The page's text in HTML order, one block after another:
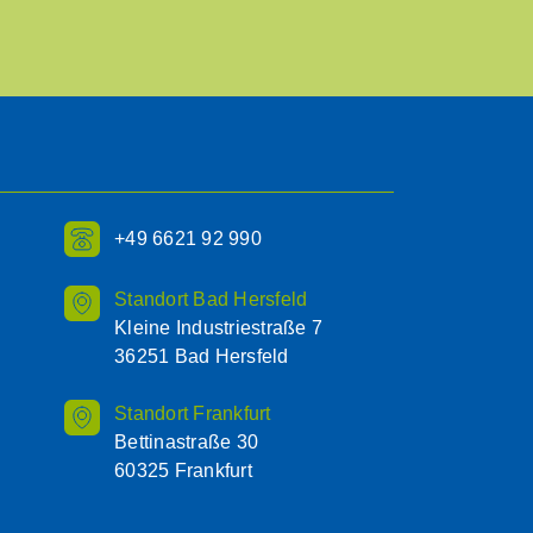
+49 6621 92 990
Standort Bad Hersfeld
Kleine Industriestraße 7
36251 Bad Hersfeld
Standort Frankfurt
Bettinastraße 30
60325 Frankfurt